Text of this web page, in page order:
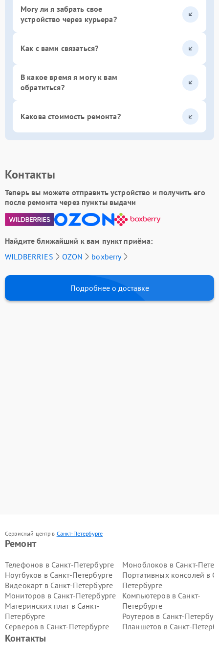
Могу ли я забрать свое
устройство через курьера?
Как с вами связаться?
В какое время я могу к вам
обратиться?
Какова стоимость ремонта?
Контакты
Теперь вы можете отправить устройство и получить его
после ремонта через пункты выдачи
Найдите ближайший к вам пункт приёма:
WILDBERRIES
OZON boxberry
Подробнее о доставке
Сервисный центр в Санкт-Петербурге
Ремонт
Телефонов в Санкт-Петербурге
Ноутбуков в Санкт-Петербурге
Видеокарт в Санкт-Петербурге
Мониторов в Санкт-Петербурге
Материнских плат в Санкт-
Петербурге
Серверов в Санкт-Петербурге
Моноблоков в Санкт-
Портативных консолей в
Петербурге
Компьютеров в Санкт-
Петербурге
Роутеров в Санкт-
Планшетов в Санкт-
Контакты